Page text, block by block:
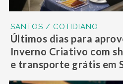
SANTOS / COTIDIANO
Últimos dias para
Inverno Criativo com
e transporte grátis em